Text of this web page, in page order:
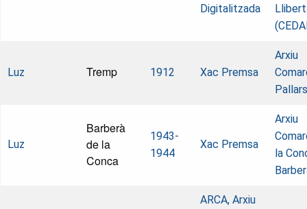
Digitalitzada
Luz Tremp 1912 Xac Premsa
Arxiu
Luz
Barberà
de la
Conca
1943-
1944
Xac Premsa
Arxiu
la
ARCA, Arxiu